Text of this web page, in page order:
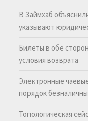
В Займхаб
указывают
Билеты в обе
условия возврата
Электронные
порядок
Топологическая